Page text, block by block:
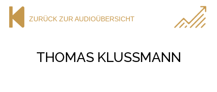
ZURÜCK ZUR AUDIOÜBERSICHT
THOMAS KLUSSMANN